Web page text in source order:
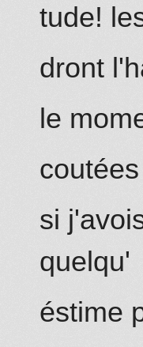
tude!
dront
le
si
quelqu'
éstime